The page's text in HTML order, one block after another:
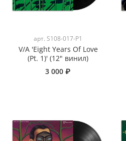
арт. S108-017-P1
V/A 'Eight Years Of Love
(Pt. 1)' (12" винил)
3 000 ₽